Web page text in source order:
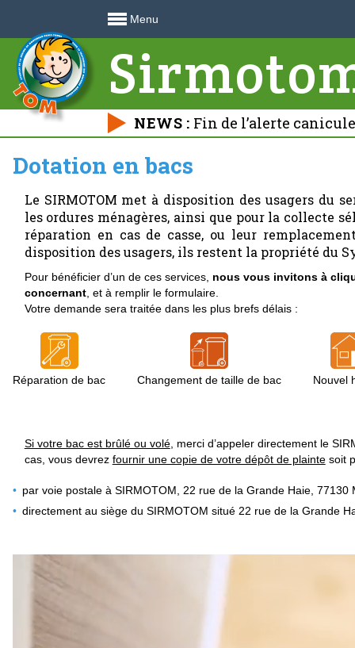
Menu
NEWS : Fin de l’alerte
déchetteries 🍃
Dotation en bacs
Le SIRMOTOM met à disposition des usagers du
les ordures ménagères, ainsi que pour la collecte
réparation en cas de casse, ou leur
disposition des usagers, ils restent la propriété du
Pour bénéficier d’un de ces services, nous vous invitons à
concernant, et à remplir le formulaire.
Votre demande sera traitée dans les plus brefs délais :
Réparation de bac Changement de taille de bac Nouvel
Si votre bac est brûlé ou volé, merci d’appeler directement le
cas, vous devrez fournir une copie de votre dépôt de plaintesoit
par voie postale à SIRMOTOM, 22 rue de la Grande Haie, 77130
directement au siège du SIRMOTOM situé 22 rue de la Grande